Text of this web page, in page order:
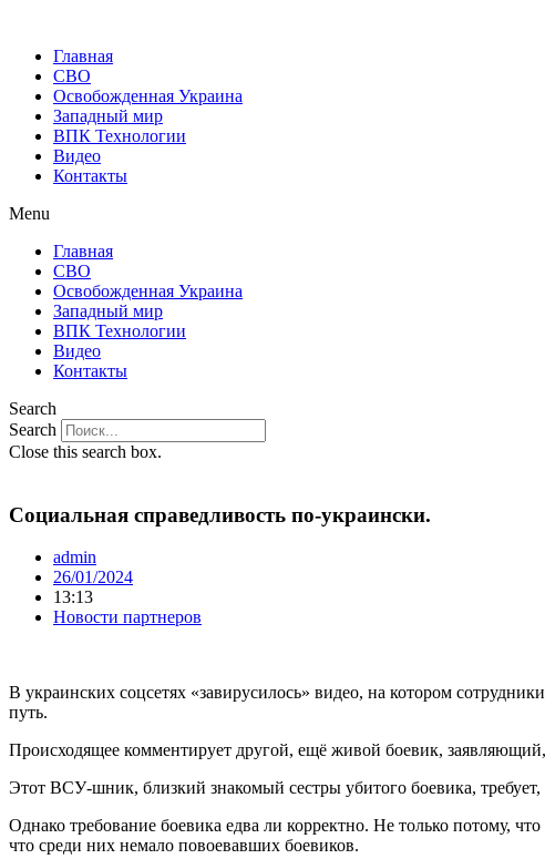
Главная
СВО
Освобожденная Украина
Западный мир
ВПК Технологии
Видео
Контакты
Menu
Главная
СВО
Освобожденная Украина
Западный мир
ВПК Технологии
Видео
Контакты
Search
Search
Close this search box.
Социальная справедливость по-украински.
admin
26/01/2024
13:13
Новости партнеров
В украинских соцсетях «завирусилось» видео, на котором
путь.
Происходящее комментирует другой, ещё живой боевик,
Этот ВСУ-шник, близкий знакомый сестры убитого боевика,
Однако требование боевика едва ли корректно. Не только потому,
что среди них немало повоевавших боевиков.